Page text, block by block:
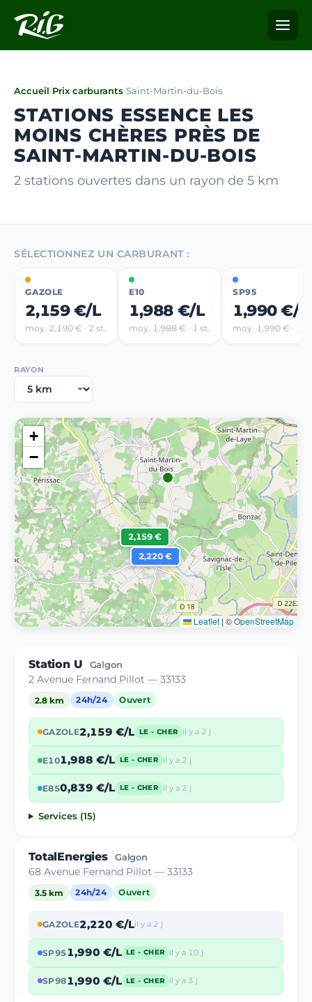
Accueil/Prix carburants/Saint-Martin-du-Bois
STATIONS ESSENCE LES
MOINS CHÈRES PRÈS DE
SAINT-MARTIN-DU-BOIS
2 stations ouvertes dans un rayon de 5 km
SÉLECTIONNEZ UN CARBURANT :
GAZOLE
2,159 €/L
moy. 2,190 € · 2 st.
E10
1,988 €/L
moy. 1,988 € · 1 st.
SP95
1,990 €/L
moy. 1,990 € · 1
RAYON
2,159 €
2,220 €
+
−
Leaflet | ©OpenStreetMap
Station U Galgon
2 Avenue Fernand Pillot — 33133
2.8 km 24h/24 Ouvert
GAZOLE2,159 €/L LE - CHER il y a 2 j
E101,988 €/L LE - CHER il y a 2 j
E850,839 €/L LE - CHER il y a 2 j
Services (15)
TotalEnergies Galgon
68 Avenue Fernand Pillot — 33133
3.5 km 24h/24 Ouvert
GAZOLE2,220 €/Lil y a 2 j
SP951,990 €/L LE - CHER il y a 10 j
SP981,990 €/L LE - CHER il y a 3 j